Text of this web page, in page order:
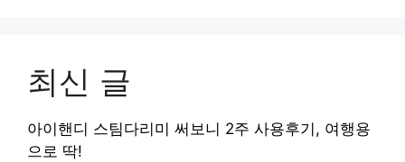
최신 글
아이핸디 스팀다리미 써보니 2주 사용후기, 여행용
으로 딱!